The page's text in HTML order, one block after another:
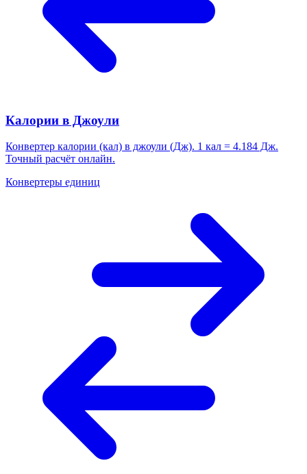
Калории в Джоули
Конвертер калории (кал) в джоули (Дж). 1 кал = 4.184 Дж.
Точный расчёт онлайн.
Конвертеры единиц